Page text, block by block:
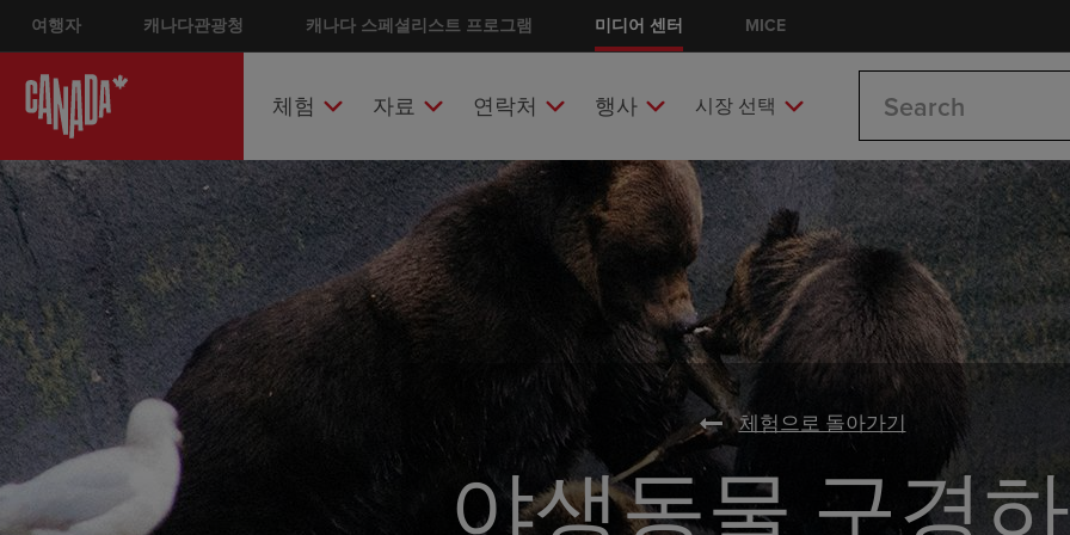
Skip
main
content
여행자 캐나다관광청 캐나다 스페셜리스트 프로그램 미디어 센터 MICE
Main nav
체험 자료 연락처 행사 시장 선택
Search
체험으로 돌아가기